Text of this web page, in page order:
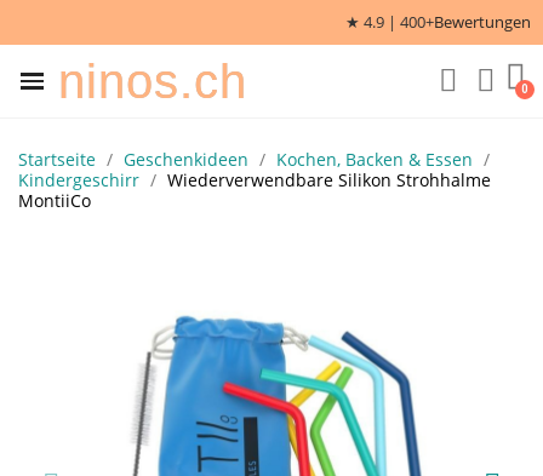
★ 4.9 | 400+Bewertungen
ninos.ch
Startseite Geschenkideen
Kochen, Backen & Essen
Kindergeschirr
Wiederverwendbare Silikon Strohhalme
MontiiCo